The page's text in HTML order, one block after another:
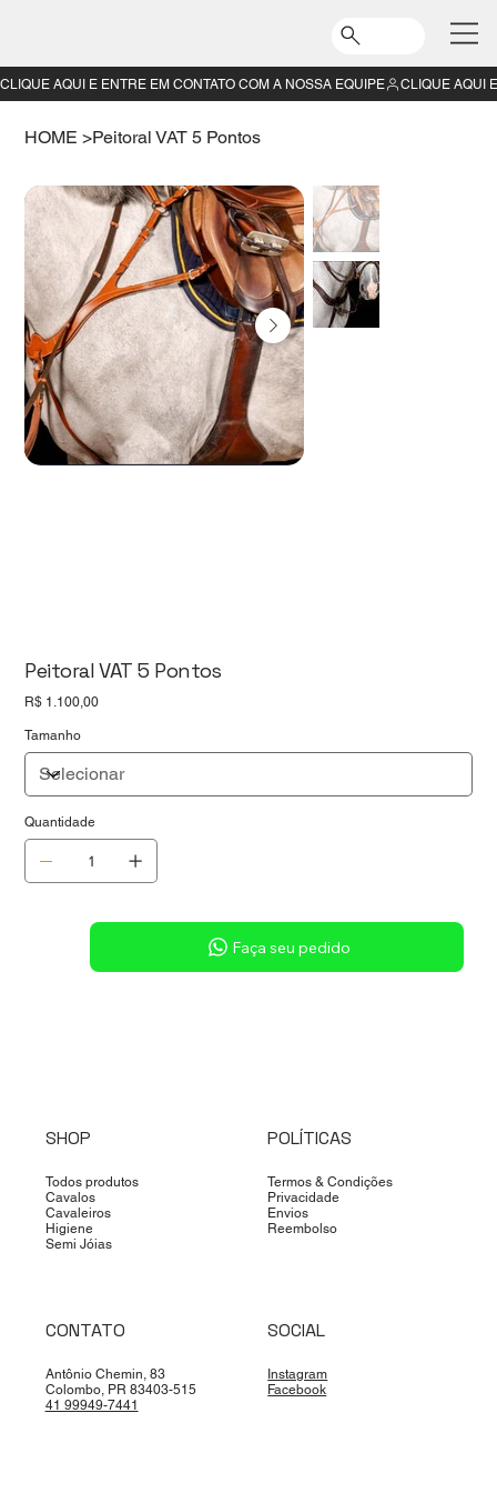
HOME >Peitoral VAT 5 Pontos
Peitoral VAT 5 Pontos
Preço
R$ 1.100,00
Tamanho
Quantidade
Sob consulta
Faça seu pedido
CLIQUE AQUI E ENTRE EM CONTATO COM A NOSSA EQUIPE
SHOP
Todos produtos
Cavalos
Cavaleiros
Higiene
Semi Jóias
POLÍTICAS
Termos & Condições
Privacidade
Envios
Reembolso
CONTATO
Antônio Chemin, 83
Colombo, PR 83403-515
41 99949-7441
SOCIAL
Instagram
Facebook